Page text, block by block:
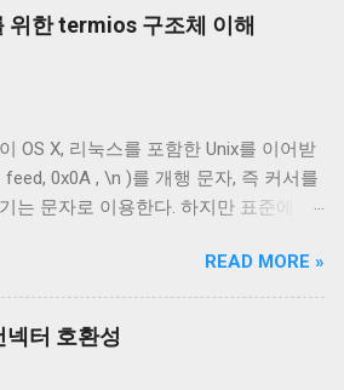
고 어떤 케이블은 데이터 통신이 가능
내부 구성에 따라 발생한다. 이번 글
내부를 통해 USB 케이블에 대해 자세
이블의 편조 차폐와 호일 차폐 위 사
래로 금속 선이 있는 것을 알 수 있다.
전선은 아니다. 이 선은 전자기 차폐를
이다. 실제 전선은 이 금속 선을 벗겨야
, 다른 하나는 얇은 도체의 가닥으로 이
호일 차폐(Foil Shielding)라고 부르고
Shielding)라고 부른다. 이 둘은 다 외
위한 termios 구조체 이해
OS X, 리눅스를 포함한 Unix를 이어받
0x0A , \n )를 개행 문자, 즉 커서를
는 문자로 이용한다. 하지만 표준에 정
는다. 파일을 항상 운영 체제에 종속적
서만 접근한다면 표준과 다른 동작은
파일과 입출력의 구분이 없는 유닉스
스의 입출력이 상호작용할 때 이 차이
이를 다루기 위해서 터미널은 출력에
READ MORE »
넥터 호환성